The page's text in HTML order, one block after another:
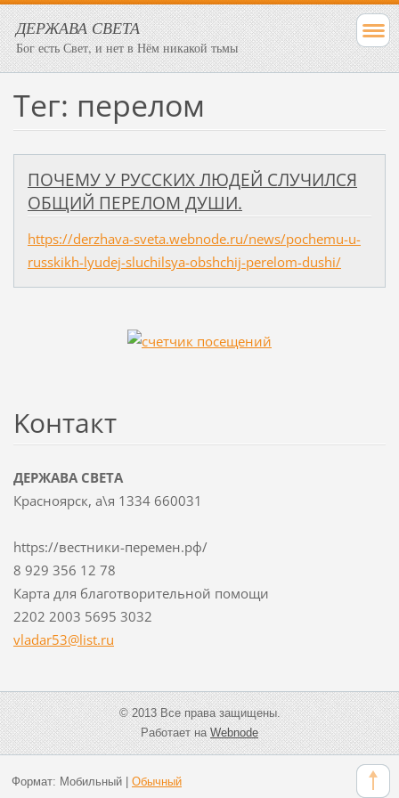
ДЕРЖАВА СВЕТА
Бог есть Свет, и нет в Нём никакой тьмы
Тег: перелом
ПОЧЕМУ У РУССКИХ ЛЮДЕЙ СЛУЧИЛСЯ
ОБЩИЙ ПЕРЕЛОМ ДУШИ.
https://derzhava-sveta.webnode.ru/news/pochemu-u-
russkikh-lyudej-sluchilsya-obshchij-perelom-dushi/
Koнтакт
ДЕРЖАВА СВЕТА
Красноярск, а\я 1334 660031
https://вестники-перемен.рф/
8 929 356 12 78
Карта для благотворительной помощи
2202 2003 5695 3032
vladar53@list.ru
© 2013 Все права защищены.
Работает наWebnode
Формат: Мобильный| Обычный